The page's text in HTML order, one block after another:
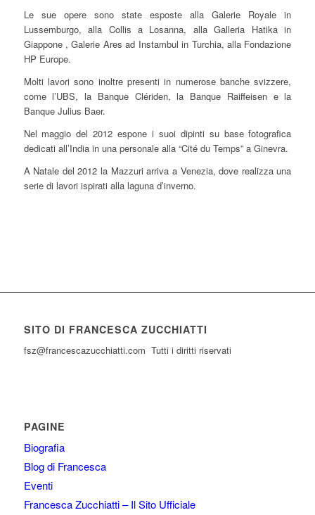
Le sue opere sono state esposte alla Galerie Royale in
Lussemburgo, alla Collis a Losanna, alla Galleria Hatika in
Giappone , Galerie Ares ad Instambul in Turchia, alla Fondazione
HP Europe.
Molti lavori sono inoltre presenti in numerose banche svizzere,
come l’UBS, la Banque Clériden, la Banque Raiffeisen e la
Banque Julius Baer.
Nel maggio del 2012 espone i suoi dipinti su base fotografica
dedicati all’India in una personale alla “Cité du Temps” a Ginevra.
A Natale del 2012 la Mazzuri arriva a Venezia, dove realizza una
serie di lavori ispirati alla laguna d’inverno.
SITO DI FRANCESCA ZUCCHIATTI
fsz@francescazucchiatti.com Tutti i diritti riservati
PAGINE
Biografia
Blog di Francesca
Eventi
Francesca Zucchiatti – Il Sito Ufficiale